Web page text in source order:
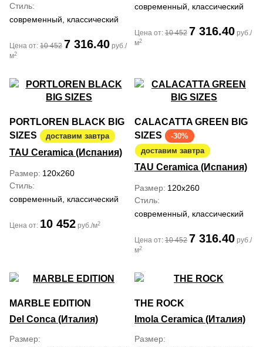
Стиль
современный, классический
Цена от: 10 452 7 316.40 руб./
м2
современный, классический
Цена от: 10 452 7 316.40 руб./
м2
PORTLOREN BLACK BIG
SIZES
доставим завтра
TAU Ceramica (Испания)
Размер 120x260
Стиль
современный, классический
Цена от: 10 452 руб./м2
CALACATTA GREEN BIG
SIZES
-30%
доставим завтра
TAU Ceramica (Испания)
Размер 120x260
Стиль
современный, классический
Цена от: 10 452 7 316.40 руб./
м2
MARBLE EDITION
Del Conca (Италия)
Размер
THE ROCK
Imola Ceramica (Италия)
Размер